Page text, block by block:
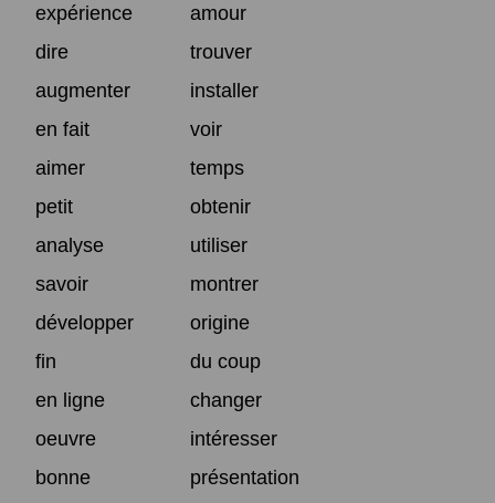
expérience
amour
dire
trouver
augmenter
installer
en fait
voir
aimer
temps
petit
obtenir
analyse
utiliser
savoir
montrer
développer
origine
fin
du coup
en ligne
changer
oeuvre
intéresser
bonne
présentation